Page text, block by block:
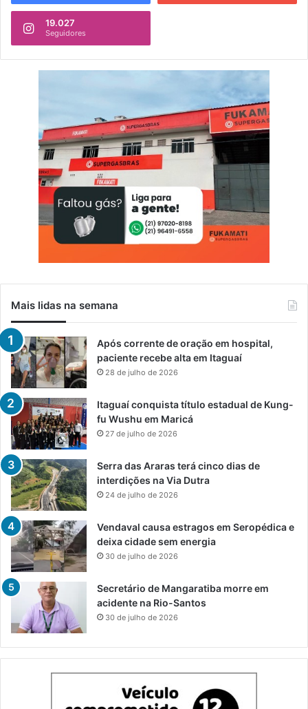
19.027
Seguidores
Mais lidas na semana
Após corrente de oração em hospital,
paciente recebe alta em Itaguaí
28 de julho de 2026
Itaguaí conquista título estadual de Kung-
fu Wushu em Maricá
27 de julho de 2026
Serra das Araras terá cinco dias de
interdições na Via Dutra
24 de julho de 2026
Vendaval causa estragos em Seropédica e
deixa cidade sem energia
30 de julho de 2026
Secretário de Mangaratiba morre em
acidente na Rio-Santos
30 de julho de 2026